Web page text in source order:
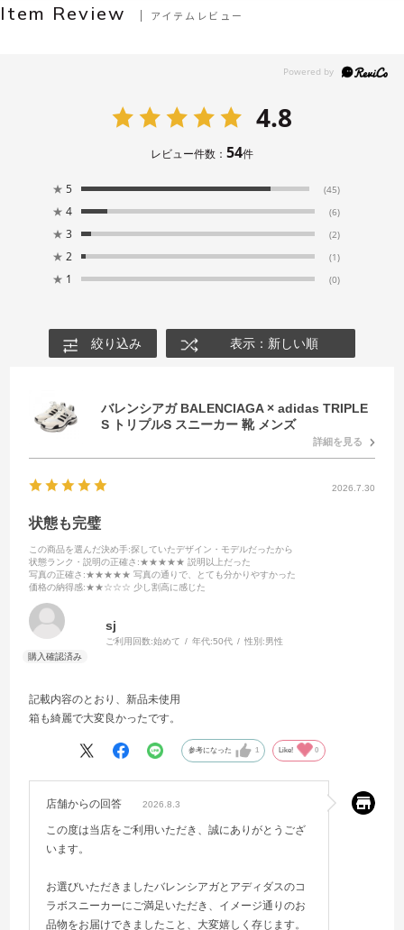
Item Review アイテムレビュー
4.8
レビュー件数： 54件
★ 5 (45)
★ 4 (6)
★ 3 (2)
★ 2 (1)
★ 1 (0)
絞り込み 表示：新しい順
バレンシアガ BALENCIAGA × adidas TRIPLE
S トリプルS スニーカー 靴 メンズ
詳細を見る
2026.7.30
状態も完璧
この商品を選んだ決め手:探していたデザイン・モデルだったから
状態ランク・説明の正確さ :★★★★★ 説明以上だった
写真の正確さ :★★★★★ 写真の通りで、とても分かりやすかった
価格の納得感:★★☆☆☆ 少し割高に感じた
sj
ご利用回数:始めて 年代:50代 性別:男性
記載内容のとおり、新品未使用
箱も綺麗で大変良かったです。
参考になった 1 Like! 0
店舗からの回答 2026.8.3
この度は当店をご利用いただき、誠にありがとうござ
います。
お選びいただきましたバレンシアガとアディダスのコ
ラボスニーカーにご満足いただき、イメージ通りのお
品物をお届けできましたこと、大変嬉しく存じます。